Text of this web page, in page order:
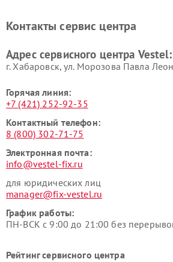
Контакты сервис центра
Адрес сервисного центра Vestel:
г. Хабаровск, ул. Морозова Павла
Горячая линия:
+7 (421) 252-92-35
Контактный телефон:
8 (800) 302-71-75
Электронная почта:
info@vestel-fix.ru
для юридических лиц
manager@fix-vestel.ru
График работы:
ПН-ВСК с 9:00 до 21:00 без
Рейтинг сервисного центра